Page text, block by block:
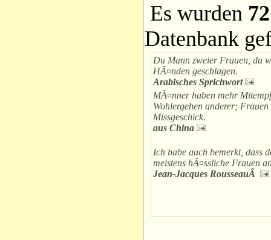
Es wurden 72
Datenbank
Du Mann zweier Frauen, du
HÃ¤nden geschlagen.
Arabisches Sprichwort
MÃ¤nner haben mehr
Wohlergehen anderer; Frauen
Missgeschick.
aus China
Ich habe auch bemerkt, dass
meistens hÃ¤ssliche Frauen
Jean-Jacques RousseauÂ